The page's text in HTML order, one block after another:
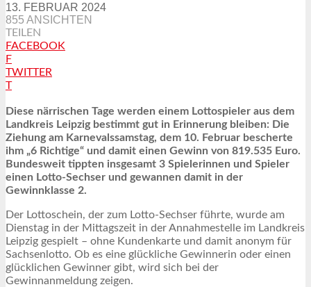
13. FEBRUAR 2024
855 ANSICHTEN
TEILEN
FACEBOOK
F
TWITTER
T
Diese närrischen Tage werden einem Lottospieler aus dem
Landkreis Leipzig bestimmt gut in Erinnerung bleiben: Die
Ziehung am Karnevalssamstag, dem 10. Februar bescherte
ihm „6 Richtige“ und damit einen Gewinn von 819.535 Euro.
Bundesweit tippten insgesamt 3 Spielerinnen und Spieler
einen Lotto-Sechser und gewannen damit in der
Gewinnklasse 2.
Der Lottoschein, der zum Lotto-Sechser führte, wurde am
Dienstag in der Mittagszeit in der Annahmestelle im Landkreis
Leipzig gespielt – ohne Kundenkarte und damit anonym für
Sachsenlotto. Ob es eine glückliche Gewinnerin oder einen
glücklichen Gewinner gibt, wird sich bei der
Gewinnanmeldung zeigen.